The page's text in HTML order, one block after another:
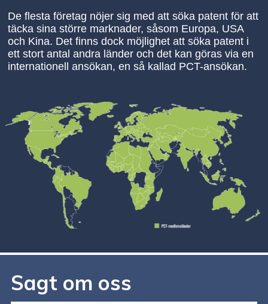
De flesta företag nöjer sig med att söka patent för att
täcka sina större marknader, såsom Europa, USA
och Kina. Det finns dock möjlighet att söka patent i
ett stort antal andra länder och det kan göras via en
internationell ansökan, en så kallad PCT-ansökan.
Sagt om oss